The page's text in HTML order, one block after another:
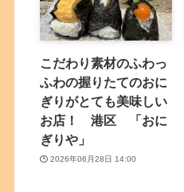
こだわり素材のふわっ
ふわの握りたてのおに
ぎりがとても美味しい
お店！ 港区 「おに
ぎりや」
2026年06月28日 14:00